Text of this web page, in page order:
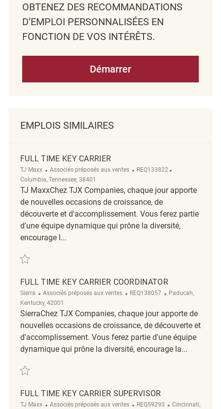
OBTENEZ DES RECOMMANDATIONS
D’EMPLOI PERSONNALISÉES EN
FONCTION DE VOS INTÉRÊTS.
Démarrer
EMPLOIS SIMILAIRES
FULL TIME KEY CARRIER
TJ Maxx Catégorie
Associés préposés aux ventes ReqId
REQ133822
Columbia, Tennessee, 38401
TJ MaxxChez TJX Companies, chaque jour apporte
de nouvelles occasions de croissance, de
découverte et d'accomplissement. Vous ferez partie
d'une équipe dynamique qui prône la diversité,
encourage l...
Sauvegarder Full Time Key Carrier REQ133822
FULL TIME KEY CARRIER COORDINATOR
Sierra Catégorie
Associés préposés aux ventes ReqId
REQ138057 Emplacement
Paducah,
Kentucky, 42001
SierraChez TJX Companies, chaque jour apporte de
nouvelles occasions de croissance, de découverte et
d'accomplissement. Vous ferez partie d'une équipe
dynamique qui prône la diversité, encourage la...
Sauvegarder Full Time Key Carrier Coordinator REQ138057
FULL TIME KEY CARRIER SUPERVISOR
TJ Maxx Catégorie
Associés préposés aux ventes ReqId
REQ59293 Emplacement
Cincinnati,